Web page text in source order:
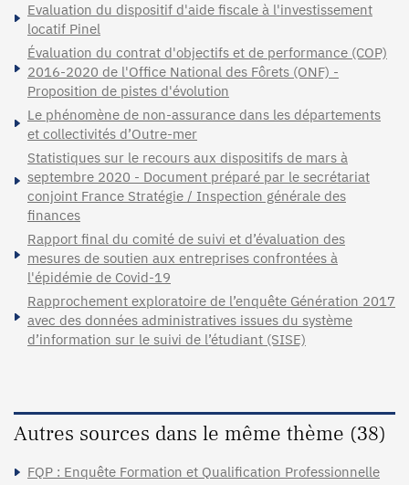
Evaluation du dispositif d'aide fiscale à l'investissement
locatif Pinel
Évaluation du contrat d'objectifs et de performance (COP)
2016-2020 de l'Office National des Fôrets (ONF) -
Proposition de pistes d'évolution
Le phénomène de non-assurance dans les départements
et collectivités d’Outre-mer
Statistiques sur le recours aux dispositifs de mars à
septembre 2020 - Document préparé par le secrétariat
conjoint France Stratégie / Inspection générale des
finances
Rapport final du comité de suivi et d’évaluation des
mesures de soutien aux entreprises confrontées à
l'épidémie de Covid-19
Rapprochement exploratoire de l’enquête Génération 2017
avec des données administratives issues du système
d’information sur le suivi de l’étudiant (SISE)
Autres sources dans le même thème (38)
FQP : Enquête Formation et Qualification Professionnelle